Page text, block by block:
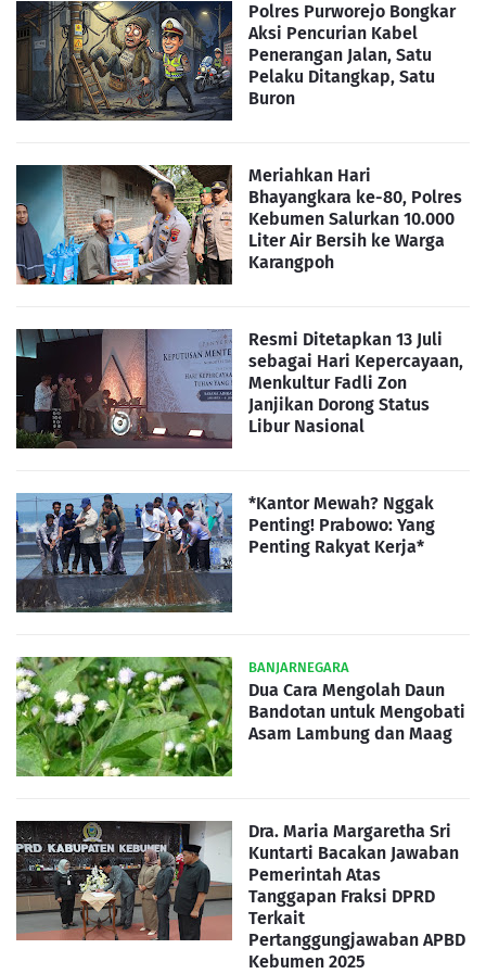
Polres Purworejo Bongkar
Aksi Pencurian Kabel
Penerangan Jalan, Satu
Pelaku Ditangkap, Satu
Buron
Meriahkan Hari
Bhayangkara ke-80, Polres
Kebumen Salurkan 10.000
Liter Air Bersih ke Warga
Karangpoh
Resmi Ditetapkan 13 Juli
sebagai Hari Kepercayaan,
Menkultur Fadli Zon
Janjikan Dorong Status
Libur Nasional
*Kantor Mewah? Nggak
Penting! Prabowo: Yang
Penting Rakyat Kerja*
BANJARNEGARA
Dua Cara Mengolah Daun
Bandotan untuk Mengobati
Asam Lambung dan Maag
Dra. Maria Margaretha Sri
Kuntarti Bacakan Jawaban
Pemerintah Atas
Tanggapan Fraksi DPRD
Terkait
Pertanggungjawaban APBD
Kebumen 2025